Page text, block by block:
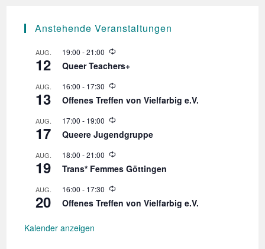
Anstehende Veranstaltungen
AUG.
12
19:00 -21:00
W
e
e
r
o
u
g
Queer Teachers+
AUG.
13
16:00 - 17:30
W
e
e
r
o
u
g
Offenes Treffen von Vielfarbig e.V.
AUG.
17
17:00 - 19:00
W
e
e
r
o
u
Queere Jugendgruppe
AUG.
19
18:00 -21:00
W
e
e
r
Trans* Femmes Göttingen
AUG.
20
16:00 - 17:30
W
e
Offenes Treffen von Vielfarbig e.V.
Kalender anzeigen